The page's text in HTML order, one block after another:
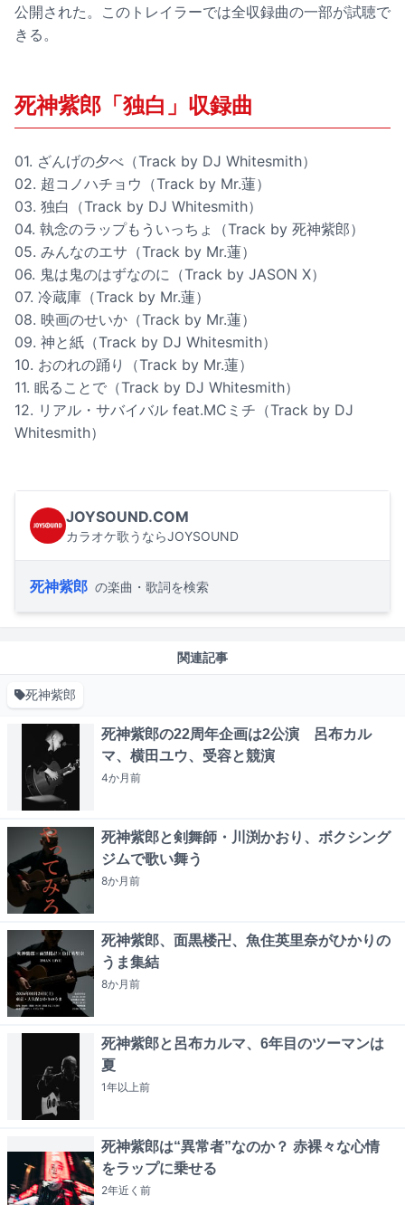
公開された。このトレイラーでは全収録曲の一部が試聴で
きる。
死神紫郎「独白」収録曲
01. ざんげの夕べ（Track by DJ Whitesmith）
02. 超コノハチョウ（Track by Mr.蓮）
03. 独白（Track by DJ Whitesmith）
04. 執念のラップもういっちょ（Track by 死神紫郎）
05. みんなのエサ（Track by Mr.蓮）
06. 鬼は鬼のはずなのに（Track by JASON X）
07. 冷蔵庫（Track by Mr.蓮）
08. 映画のせいか（Track by Mr.蓮）
09. 神と紙（Track by DJ Whitesmith）
10. おのれの踊り（Track by Mr.蓮）
11. 眠ることで（Track by DJ Whitesmith）
12. リアル・サバイバル feat.MCミチ（Track by DJ
Whitesmith）
JOYSOUND.COM
カラオケ歌うならJOYSOUND
死神紫郎 の楽曲・歌詞を検索
関連記事
死神紫郎
死神紫郎の22周年企画は2公演 呂布カル
マ、横田ユウ、受容と競演
4か月前
死神紫郎と剣舞師・川渕かおり、ボクシング
ジムで歌い舞う
8か月前
死神紫郎、面黒楼卍、魚住英里奈がひかりの
うま集結
8か月前
死神紫郎と呂布カルマ、6年目のツーマンは
夏
1年以上前
死神紫郎は“異常者”なのか？ 赤裸々な心情
をラップに乗せる
2年近く 前